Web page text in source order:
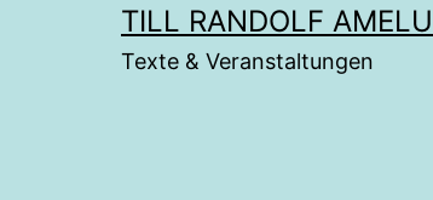
TILL RANDOLF
Texte & Veranstaltungen